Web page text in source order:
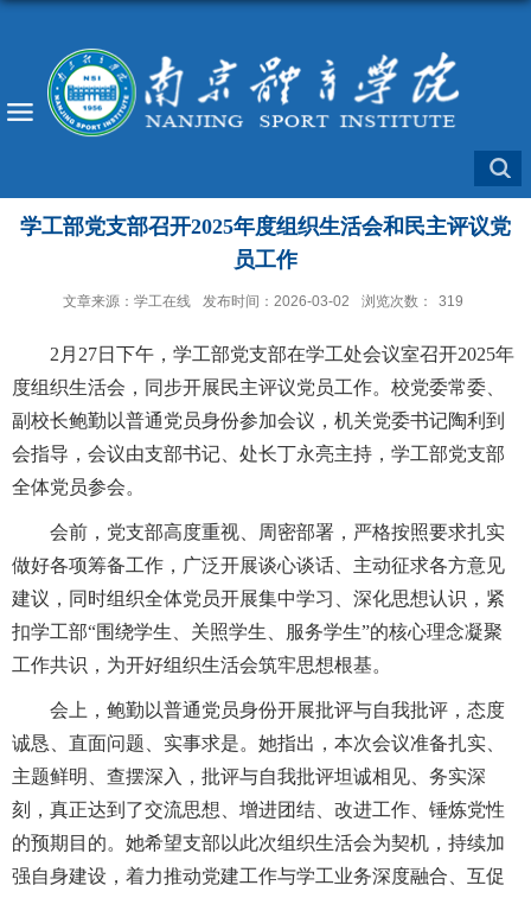
学工部党支部召开2025年度组织生活会和民主评议党
员工作
文章来源：学工在线 发布时间：2026-03-02 浏览次数： 319
2月27日下午，学工部党支部在学工处会议室召开2025年
度组织生活会，同步开展民主评议党员工作。校党委常委、
副校长鲍勤以普通党员身份参加会议，机关党委书记陶利到
会指导，会议由支部书记、处长丁永亮主持，学工部党支部
全体党员参会。
会前，党支部高度重视、周密部署，严格按照要求扎实
做好各项筹备工作，广泛开展谈心谈话、主动征求各方意见
建议，同时组织全体党员开展集中学习、深化思想认识，紧
扣学工部“围绕学生、关照学生、服务学生”的核心理念凝聚
工作共识，为开好组织生活会筑牢思想根基。
会上，鲍勤以普通党员身份开展批评与自我批评，态度
诚恳、直面问题、实事求是。她指出，本次会议准备扎实、
主题鲜明、查摆深入，批评与自我批评坦诚相见、务实深
刻，真正达到了交流思想、增进团结、改进工作、锤炼党性
的预期目的。她希望支部以此次组织生活会为契机，持续加
强自身建设，着力推动党建工作与学工业务深度融合、互促